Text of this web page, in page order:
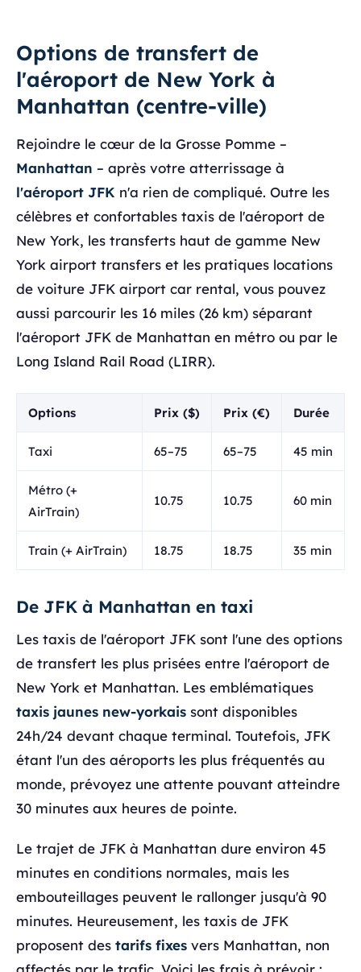
Options de transfert de
l'aéroport de New York à
Manhattan (centre-ville)
Rejoindre le cœur de la Grosse Pomme –
Manhattan – après votre atterrissage à
l'aéroport JFK n'a rien de compliqué. Outre les
célèbres et confortables taxis de l'aéroport de
New York, les transferts haut de gamme New
York airport transfers et les pratiques locations
de voiture JFK airport car rental, vous pouvez
aussi parcourir les 16 miles (26 km) séparant
l'aéroport JFK de Manhattan en métro ou par le
Long Island Rail Road (LIRR).
Options Prix ($) Prix (€) Durée
Taxi 65–75 65–75 45 min
Métro (+
AirTrain)
10.75 10.75 60 min
Train (+ AirTrain) 18.75 18.75 35 min
De JFK à Manhattan en taxi
Les taxis de l'aéroport JFK sont l'une des options
de transfert les plus prisées entre l'aéroport de
New York et Manhattan. Les emblématiques
taxis jaunes new-yorkais sont disponibles
24h/24 devant chaque terminal. Toutefois, JFK
étant l'un des aéroports les plus fréquentés au
monde, prévoyez une attente pouvant atteindre
30 minutes aux heures de pointe.
Le trajet de JFK à Manhattan dure environ 45
minutes en conditions normales, mais les
embouteillages peuvent le rallonger jusqu'à 90
minutes. Heureusement, les taxis de JFK
proposent des tarifs fixes vers Manhattan, non